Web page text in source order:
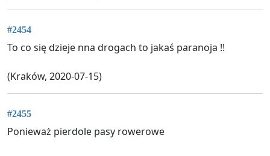
#2454
To co się dzieje nna drogach to jakaś paranoja !!
(Kraków, 2020-07-15)
#2455
Ponieważ pierdole pasy rowerowe